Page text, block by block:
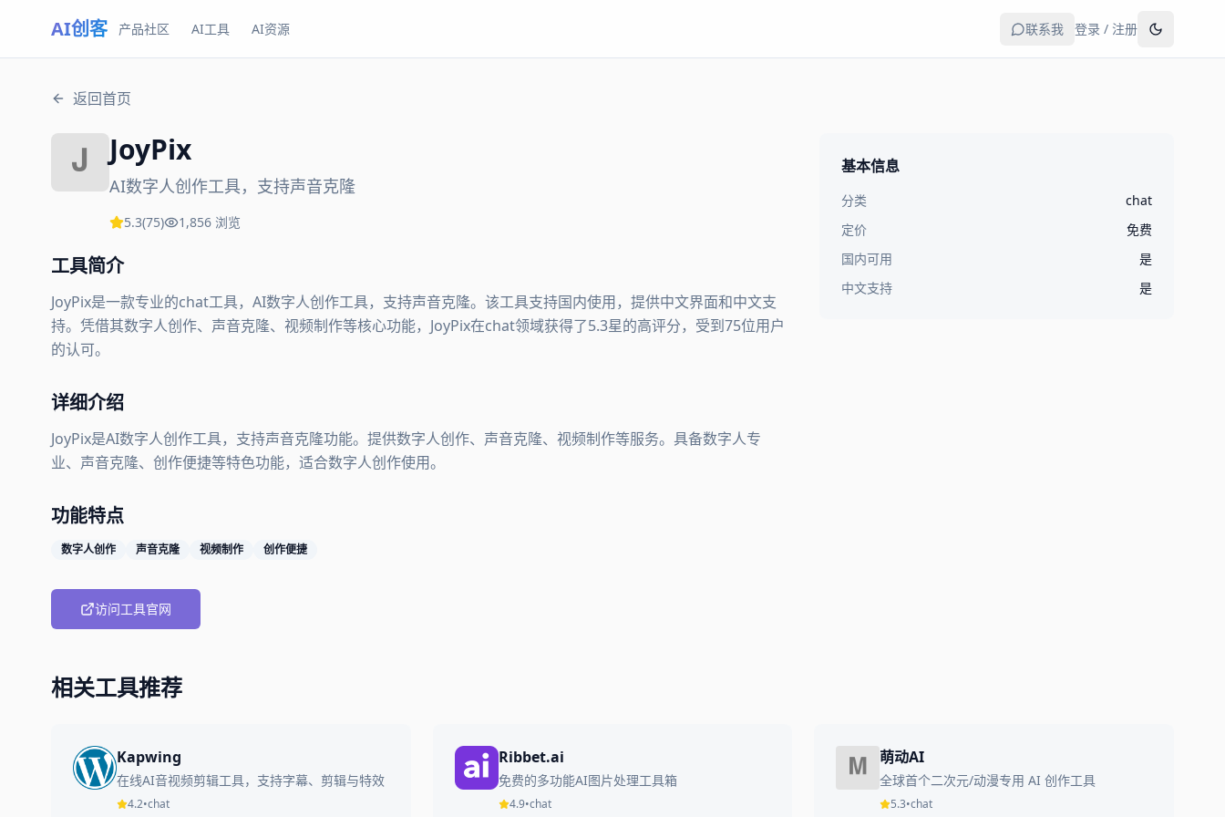
AI创客 产品社区 AI工具 AI资源 联系我 登录 / 注册
返回首页
JoyPix
AI数字人创作工具，支持声音克隆
5.3(75) 1,856 浏览
工具简介
JoyPix是一款专业的chat工具，AI数字人创作工具，支持声音克隆。该工具支持国内使用，提供中文界面和中文支
持。凭借其数字人创作、声音克隆、视频制作等核心功能，JoyPix在chat领域获得了5.3星的高评分，受到75位用户
的认可。
详细介绍
JoyPix是AI数字人创作工具，支持声音克隆功能。提供数字人创作、声音克隆、视频制作等服务。具备数字人专
业、声音克隆、创作便捷等特色功能，适合数字人创作使用。
功能特点
数字人创作 声音克隆 视频制作 创作便捷
访问工具官网
基本信息
分类
chat
定价
免费
国内可用
是
中文支持
是
相关工具推荐
Kapwing
在线AI音视频剪辑工具，支持字幕、剪辑与特效
4.2•chat
Ribbet.ai
免费的多功能AI图片处理工具箱
4.9•chat
萌动AI
全球首个二次元/动漫专用 AI 创作工具
5.3•chat